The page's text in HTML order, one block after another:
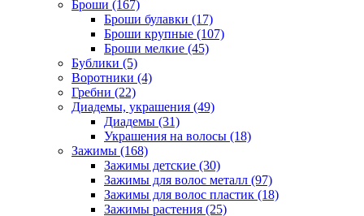
Броши (167)
Броши булавки (17)
Броши крупные (107)
Броши мелкие (45)
Бублики (5)
Воротники (4)
Гребни (22)
Диадемы, украшения (49)
Диадемы (31)
Украшения на волосы (18)
Зажимы (168)
Зажимы детские (30)
Зажимы для волос металл (97)
Зажимы для волос пластик (18)
Зажимы растения (25)